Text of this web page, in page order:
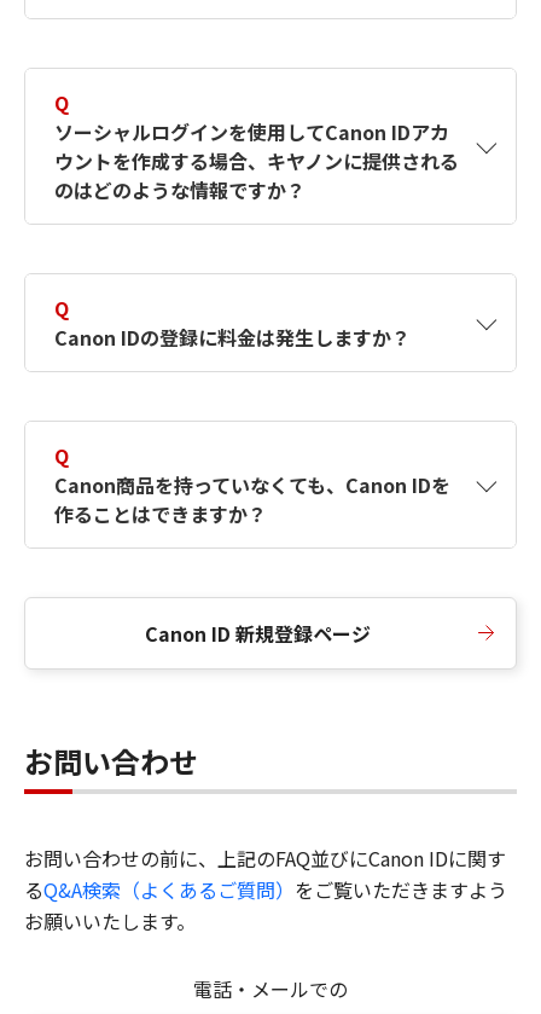
す。詳しい作成方法は【カメラ】Canon IDとは
何ですか？Canon IDの作成方法は？をご確認く
ださい。
Q
ソーシャルログインを使用してCanon IDアカ
ウントを作成する場合、キヤノンに提供される
のはどのような情報ですか？
択したサービスから取得します。アカウントを
簡単に作成できるように、この情報を使用して
Canon IDの登録フォームを入力します。
Q
Canon IDの登録に料金は発生しますか？
Q
Canon商品を持っていなくても、Canon IDを
作ることはできますか？
Canon ID 新規登録ページ
お問い合わせ
お問い合わせの前に、上記のFAQ並びにCanon IDに関す
るQ&A検索（よくあるご質問） をご覧いただきますよう
お願いいたします。
電話・メールでの